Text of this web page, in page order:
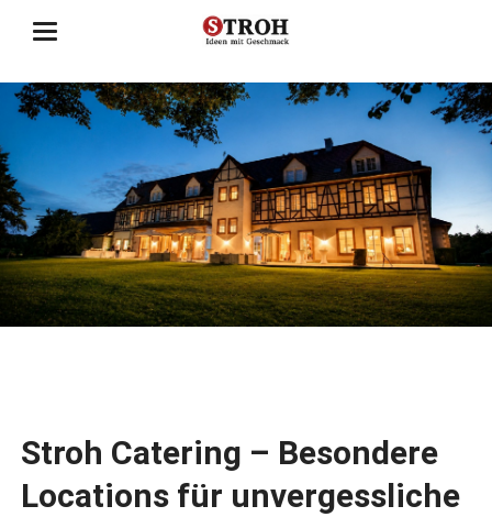
Stroh Catering – Besondere
Locations für unvergessliche